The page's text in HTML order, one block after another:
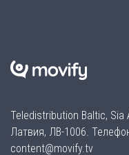
Teledistribution Baltic, Sia
Латвия, ЛВ-1006.
content@movify.tv